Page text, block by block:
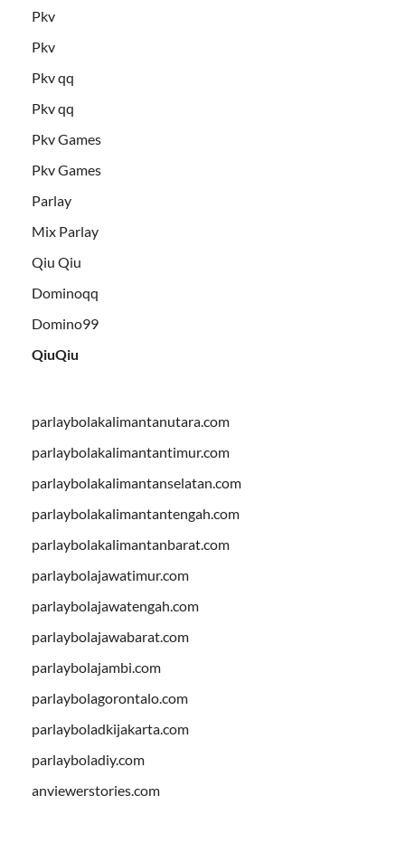
Pkv
Pkv
Pkv qq
Pkv qq
Pkv Games
Pkv Games
Parlay
Mix Parlay
Qiu Qiu
Dominoqq
Domino99
QiuQiu
parlaybolakalimantanutara.com
parlaybolakalimantantimur.com
parlaybolakalimantanselatan.com
parlaybolakalimantantengah.com
parlaybolakalimantanbarat.com
parlaybolajawatimur.com
parlaybolajawatengah.com
parlaybolajawabarat.com
parlaybolajambi.com
parlaybolagorontalo.com
parlayboladkijakarta.com
parlayboladiy.com
anviewerstories.com